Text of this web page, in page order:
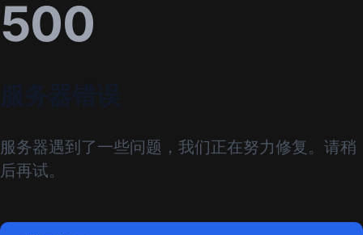
500
服务器遇到了一些问题，我们正在努力修复。请稍
后再试。